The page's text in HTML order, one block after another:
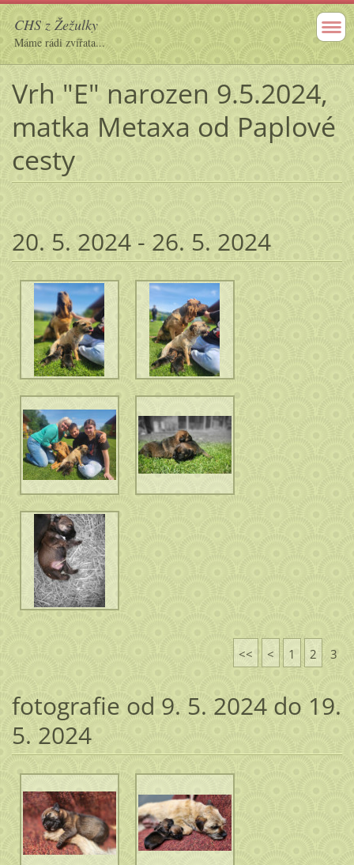
CHS z Žežulky
Máme rádi zvířata...
Vrh "E" narozen 9.5.2024,
matka Metaxa od Paplové
cesty
20. 5. 2024 - 26. 5. 2024
<< < 1 2 3
fotografie od 9. 5. 2024 do 19.
5. 2024